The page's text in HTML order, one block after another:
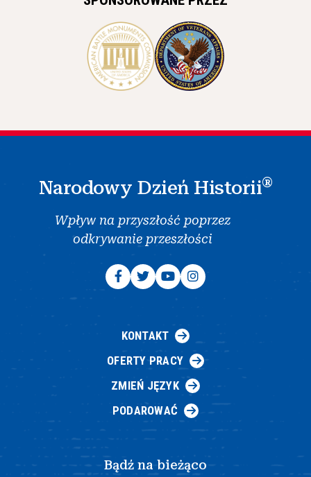
Narodowy Dzień Historii®
Wpływ na przyszłość poprzez
odkrywanie przeszłości
KONTAKT
OFERTY PRACY
ZMIEŃ JĘZYK
PODAROWAĆ
Bądź na bieżąco